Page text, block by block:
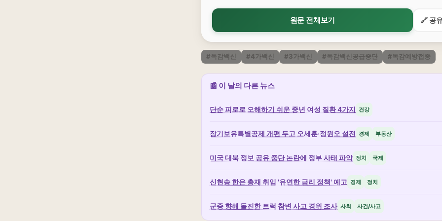
원문 전체보기 🔗 공
#독감백신 #4가백신 #3가백신 #독감백신공급중단 #독감예방접종
📰 이 날의 다른 뉴스
단순 피로로 오해하기 쉬운 중년 여성 질환 4가지 건강
장기보유특별공제 개편 두고 오세훈·정원오 설전 경제 부동산
미국 대북 정보 공유 중단 논란에 정부 사태 파악 정치 국제
신현송 한은 총재 취임 '유연한 금리 정책' 예고 경제 정치
군중 향해 돌진한 트럭 참변 사고 경위 조사 사회 사건/사고